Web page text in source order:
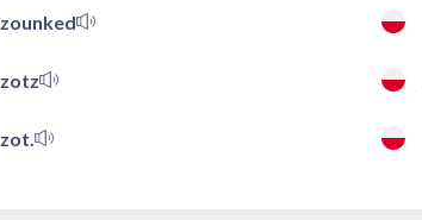
zounked
zotz
zot.